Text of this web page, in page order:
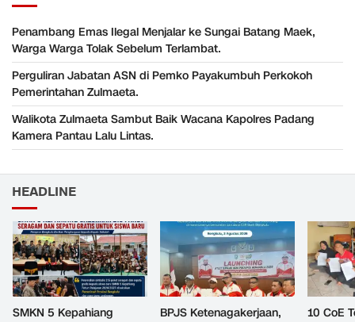
Penambang Emas Ilegal Menjalar ke Sungai Batang Maek,
Warga Warga Tolak Sebelum Terlambat.
Perguliran Jabatan ASN di Pemko Payakumbuh Perkokoh
Pemerintahan Zulmaeta.
Walikota Zulmaeta Sambut Baik Wacana Kapolres Padang
Kamera Pantau Lalu Lintas.
HEADLINE
SMKN 5 Kepahiang ‎BPJS Ketenagakerjaan, ‎10 CoE